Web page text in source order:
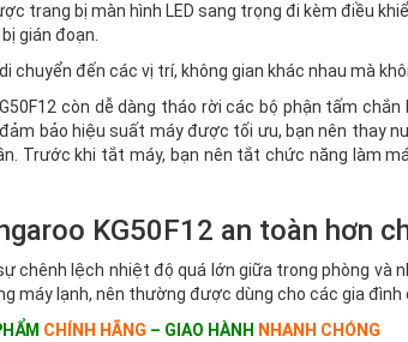
trang bị màn hình LED sang trọng đi kèm điều
gián đoạn.
chuyển đến các vị trí, không gian khác nhau mà
còn dễ dàng tháo rời các bộ phận tấm
bảo hiệu suất máy được tối ưu, bạn nên thay
Trước khi tắt máy, bạn nên tắt chức năng làm
KG50F12 an toàn hơn
chênh lệch nhiệt độ quá lớn giữa trong phòng và
máy lạnh, nên thường được dùng cho các gia đình
CHÍNH HÃNG – GIAO HÀNH NHANH CHÓNG